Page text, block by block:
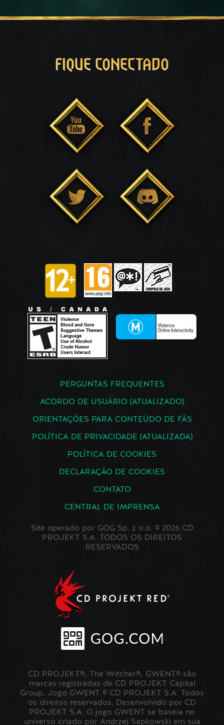
FIQUE CONECTADO
PERGUNTAS FREQUENTES
ACORDO DE USUÁRIO (ATUALIZADO)
ORIENTAÇÕES PARA CONTEÚDO DE FÃS
POLÍTICA DE PRIVACIDADE (ATUALIZADA)
POLÍTICA DE COOKIES
DECLARAÇÃO DE COOKIES
CONTATO
CENTRAL DE IMPRENSA
Site operado por GOG Sp. z o.o. © 2026 CD
PROJEKT S.A. TODOS OS DIREITOS
RESERVADOS
CD PROJEKT®, The Witcher®, GWENT® são
marcas registradas de CD PROJEKT Capital
Group. Jogo GWENT © CD PROJEKT S.A. Todos
os direitos reservados. Desenvolvido por CD
PROJEKT S.A. O jogo GWENT se baseia no
universo criado por Andrzej Sapkowski em sua